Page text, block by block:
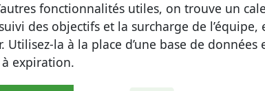
fonctionnalités utiles, on trouve un
des objectifs et la surcharge de
Utilisez-la à la place d’une base de
expiration.